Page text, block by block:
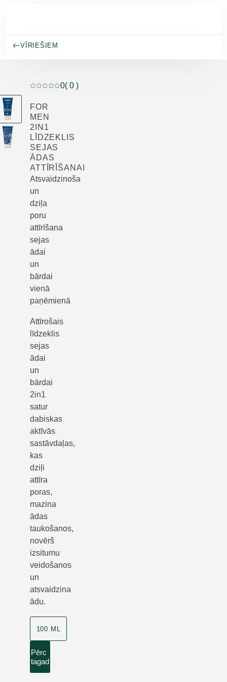
VĪRIEŠIEM
Pašreizējais vērtējums: 0 no 5 zvaigznēm novērtēja 0
0( 0 )
FOR
MEN
2IN1
LĪDZEKLIS
SEJAS
ĀDAS
ATTĪRĪŠANAI
Atsvaidzinoša
un
dziļa
poru
attīrīšana
sejas
ādai
un
bārdai
vienā
paņēmienā
Attīrošais
līdzeklis
sejas
ādai
un
bārdai
2in1
satur
dabiskas
aktīvās
sastāvdaļas,
kas
dziļi
attīra
poras,
mazina
ādas
taukošanos,
novērš
izsitumu
veidošanos
un
atsvaidzina
ādu.
100 ML
Pērc
tagad